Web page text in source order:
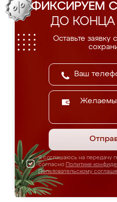
ФИКСИРУЕМ
ДО КОНЦА
Оставьте заявку
Я соглашаюсь на передачу
согласно Политике
Пользовательскому